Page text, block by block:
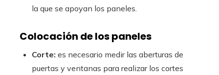
la que se apoyan los paneles.
Colocación de los paneles
Corte: es necesario medir las aberturas de
puertas y ventanas para realizar los cortes